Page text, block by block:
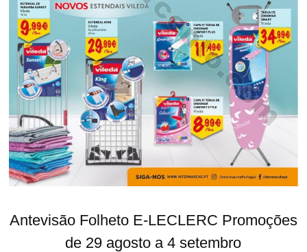
Antevisão Folheto E-LECLERC Promoções
de 29 agosto a 4 setembro